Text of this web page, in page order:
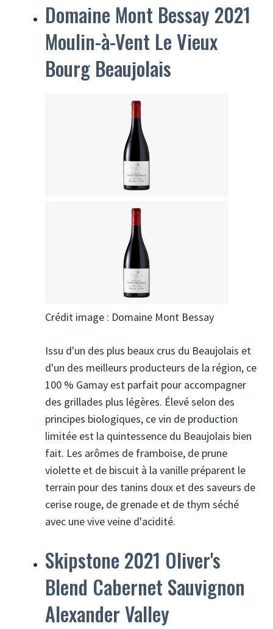
Domaine Mont Bessay 2021
Moulin-à-Vent Le Vieux
Bourg Beaujolais
Crédit image : Domaine Mont Bessay
Issu d'un des plus beaux crus du Beaujolais et
d'un des meilleurs producteurs de la région, ce
100 % Gamay est parfait pour accompagner
des grillades plus légères. Élevé selon des
principes biologiques, ce vin de production
limitée est la quintessence du Beaujolais bien
fait. Les arômes de framboise, de prune
violette et de biscuit à la vanille préparent le
terrain pour des tanins doux et des saveurs de
cerise rouge, de grenade et de thym séché
avec une vive veine d'acidité.
Skipstone 2021 Oliver's
Blend Cabernet Sauvignon
Alexander Valley